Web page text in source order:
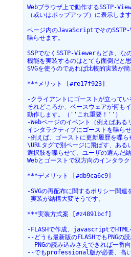
Webブラウザ上で動作するSSTP-
（或いはポップアップ）に表示します
ページ内のJavaScriptでその
喋らせます。
SSPでなくSSTP-Viewerもどき、な
機能を実装するのはとても面倒だと思
SVGを使うのであれば比較的実装が
***メリット [#re17f923]
-クライアントにゴーストが立ってい
それどころか、ベースウェアが何も
動作します。（''これ重要！''）
-Webページのイベント（例えばあ
インタラクティブにゴーストを喋ら
-例えば、ゴーストに更新履歴を喋
\URLタグで別ページに飛ばす、あ
選択肢を喋らせて、ユーザの選んだ
Webとゴーストで双方向のインタラ
***デメリット [#db9ca6c9]
-SVGの再配布に関するポリシー関連
-実装が結構大変そうです。
***実装方式案 [#z4891bcf]
-FLASHで作成、javascriptでHTML
--どうも最新版のFLASHでもPNGの
--PNGの読み込みさえできれば一番
--でもprofessional版が必要、高い